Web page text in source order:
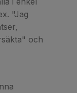
"Jag
och